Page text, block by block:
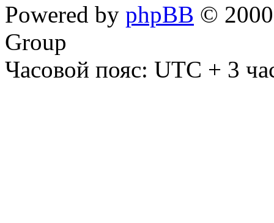
Powered by phpBB ©
Group
Часовой пояс: UTC + 3